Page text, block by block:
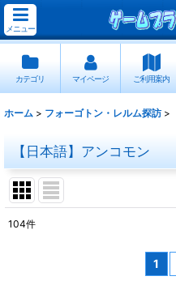
メニュー
カテゴリ マイページ ご利用案内
ホーム > フォーゴトン・レルム探訪 >
【日本語】アンコモン
104件
1